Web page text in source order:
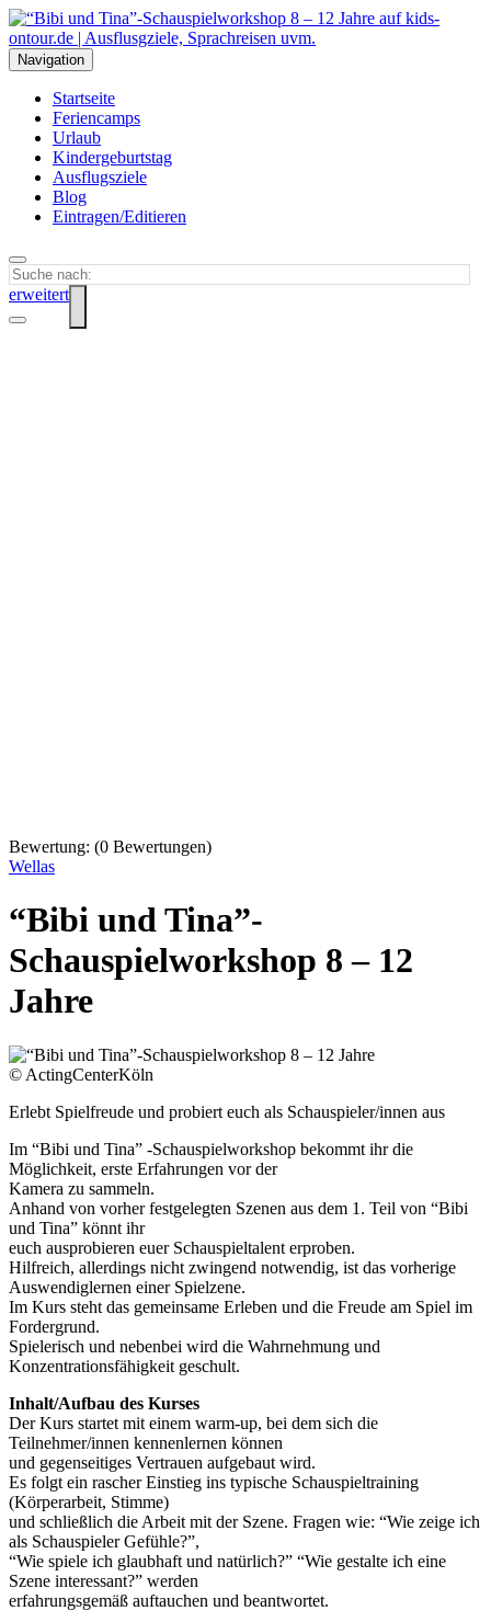
Navigation
Startseite
Feriencamps
Urlaub
Kindergeburtstag
Ausflugsziele
Blog
Eintragen/Editieren
erweitert
Bewertung: (0 Bewertungen)
Wellas
“Bibi und Tina”-
Schauspielworkshop 8 – 12
Jahre
© ActingCenterKöln
Erlebt Spielfreude und probiert euch als Schauspieler/innen aus
Im “Bibi und Tina” -Schauspielworkshop bekommt ihr die
Möglichkeit, erste Erfahrungen vor der
Kamera zu sammeln.
Anhand von vorher festgelegten Szenen aus dem 1. Teil von “Bibi
und Tina” könnt ihr
euch ausprobieren euer Schauspieltalent erproben.
Hilfreich, allerdings nicht zwingend notwendig, ist das vorherige
Auswendiglernen einer Spielzene.
Im Kurs steht das gemeinsame Erleben und die Freude am Spiel im
Fordergrund.
Spielerisch und nebenbei wird die Wahrnehmung und
Konzentrationsfähigkeit geschult.
Inhalt/Aufbau des Kurses
Der Kurs startet mit einem warm-up, bei dem sich die
Teilnehmer/innen kennenlernen können
und gegenseitiges Vertrauen aufgebaut wird.
Es folgt ein rascher Einstieg ins typische Schauspieltraining
(Körperarbeit, Stimme)
und schließlich die Arbeit mit der Szene. Fragen wie: “Wie zeige ich
als Schauspieler Gefühle?”,
“Wie spiele ich glaubhaft und natürlich?” “Wie gestalte ich eine
Szene interessant?” werden
erfahrungsgemäß auftauchen und beantwortet.